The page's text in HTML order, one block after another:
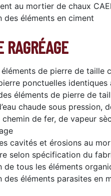
au mortier de chaux
des éléments en ciment
RAGRÉAGE
de pierre de taille
ponctuelles identiques
éléments de pierre de
chaude sous
chemin de fer, de vapeur
cavités et érosions au
selon spécification du
de tous les éléments
des éléments parasites en